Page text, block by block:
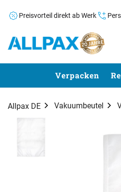
Preisvorteil direkt ab Werk
Zum Hauptinhalt springen
Verpacken
Allpax DE Vakuumbeutel
Produktgalerie
Zur Kaufbox springen